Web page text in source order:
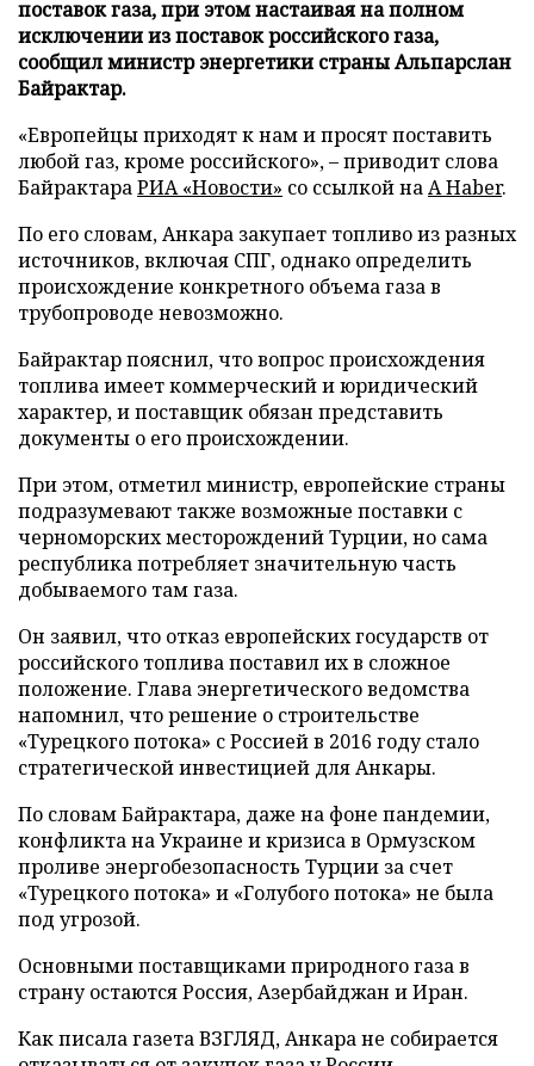
поставок газа, при этом настаивая на полном
исключении из поставок российского газа,
сообщил министр энергетики страны Альпарслан
Байрактар.
«Европейцы приходят к нам и просят поставить
любой газ, кроме российского», – приводит слова
БайрактараРИА «Новости» со ссылкой наA Haber.
По его словам, Анкара закупает топливо из разных
источников, включая СПГ, однако определить
происхождение конкретного объема газа в
трубопроводе невозможно.
Байрактар пояснил, что вопрос происхождения
топлива имеет коммерческий и юридический
характер, и поставщик обязан представить
документы о его происхождении.
При этом, отметил министр, европейские страны
подразумевают также возможные поставки с
черноморских месторождений Турции, но сама
республика потребляет значительную часть
добываемого там газа.
Он заявил, что отказ европейских государств от
российского топлива поставил их в сложное
положение. Глава энергетического ведомства
напомнил, что решение о строительстве
«Турецкого потока» с Россией в 2016 году стало
стратегической инвестицией для Анкары.
По словам Байрактара, даже на фоне пандемии,
конфликта на Украине и кризиса в Ормузском
проливе энергобезопасность Турции за счет
«Турецкого потока» и «Голубого потока» не была
под угрозой.
Основными поставщиками природного газа в
страну остаются Россия, Азербайджан и Иран.
Как писала газета ВЗГЛЯД, Анкара не собирается